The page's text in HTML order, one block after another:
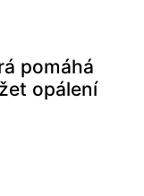
pomáhá
opálení